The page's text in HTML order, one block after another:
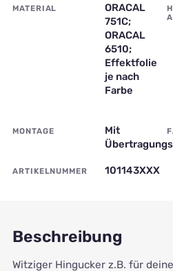
MATERIAL
ORACAL
751C;
ORACAL
6510;
Effektfolie
je nach
Farbe
MONTAGE
Mit
ARTIKELNUMMER 101143XXX
Beschreibung
Witziger Hingucker z.B. für